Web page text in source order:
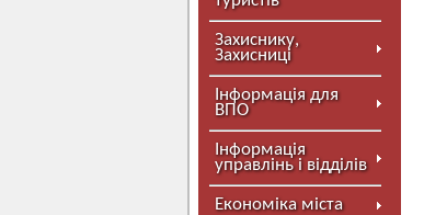
Захиснику,
Захисниці
Інформація для
ВПО
Інформація
управлінь і відділів
Економіка міста